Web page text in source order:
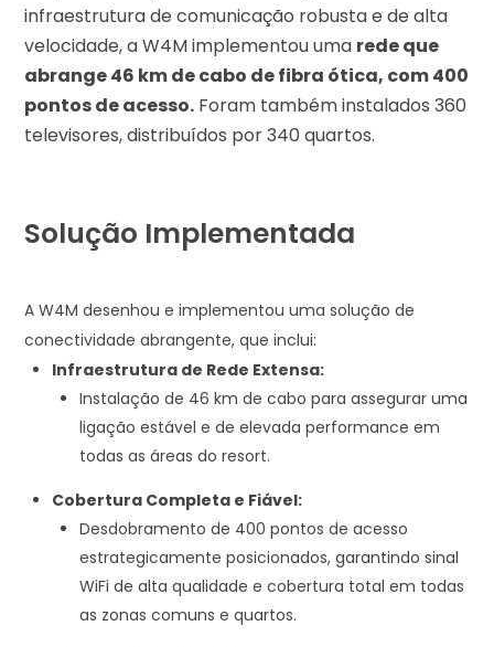
infraestrutura de comunicação robusta e de alta
velocidade, a W4M implementou uma rede que
abrange 46 km de cabo de fibra ótica, com 400
pontos de acesso. Foram também instalados 360
televisores, distribuídos por 340 quartos.
Solução Implementada
A W4M desenhou e implementou uma solução de
conectividade abrangente, que inclui:
Infraestrutura de Rede Extensa:
Instalação de 46 km de cabo para assegurar uma
ligação estável e de elevada performance em
todas as áreas do resort.
Cobertura Completa e Fiável:
Desdobramento de 400 pontos de acesso
estrategicamente posicionados, garantindo sinal
WiFi de alta qualidade e cobertura total em todas
as zonas comuns e quartos.